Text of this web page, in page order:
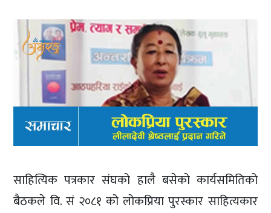
साहित्यिक पत्रकार संघको हालै बसेको कार्यसमितिको
बैठकले वि. सं २०८१ को लोकप्रिया पुरस्कार साहित्यकार